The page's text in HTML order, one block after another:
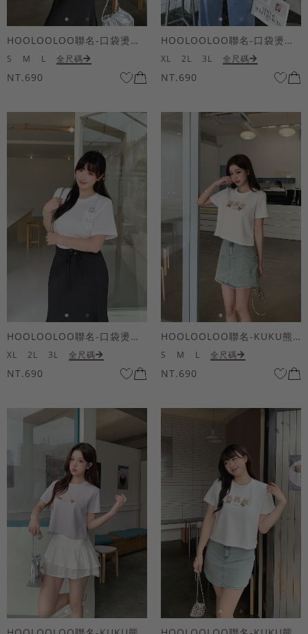
HOOLOOLOO聯名-口袋燙金KUKU熊短袖上衣
S M L 全尺碼
NT.690
HOOLOOLOO聯名-口袋燙金KUKU熊短袖上衣
XL 2L 3L 全尺碼
NT.690
HOOLOOLOO聯名-口袋燙金KUKU熊短袖上衣
XL 2L 3L 全尺碼
NT.690
HOOLOOLOO聯名-KUKU熊蝴蝶結短袖上衣
S M L 全尺碼
NT.690